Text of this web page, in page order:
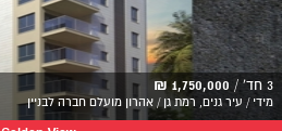
3 חד' / 1,750,000 ₪
מידי / עיר גנים, רמת גן / אהרון מועלם חברה לבניין